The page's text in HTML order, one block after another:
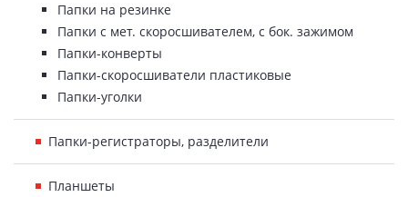
Папки на резинке
Папки с мет. скоросшивателем, с бок. зажимом
Папки-конверты
Папки-скоросшиватели пластиковые
Папки-уголки
Папки-регистраторы, разделители
Планшеты